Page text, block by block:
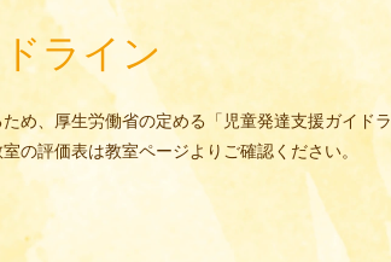
ライン
め、厚生労働省の定める「児童発達支援ガイドラ
の評価表は教室ページよりご確認ください。